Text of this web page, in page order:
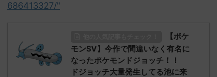
686413327/"
【ポケ
モンSV】今作で間違いなく有名に
なったポケモンドジョッチ！！
ドジョッチ大量発生してる池に来